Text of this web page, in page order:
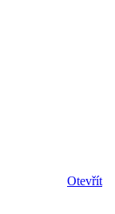
Otevřít